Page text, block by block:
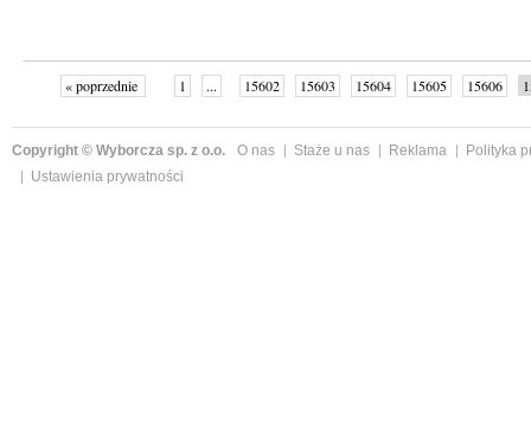
« poprzednie 1 ... 15602 15603 15604 15605 15606
Copyright © Wyborcza sp. z o.o. O nas Staże u nas Reklama
Polityka
Ustawienia prywatności